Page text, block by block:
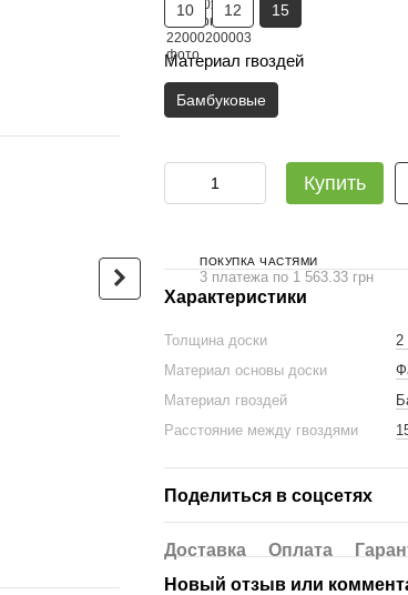
Садху-набір Люкс: дошка +
Овальная Доска Садху с
бамбуковыми гвоздями
Дизайн №2 расстояние
330х150 мм черная
Люкс-сумка
черный
5 370 грн
10 12 15
Материал гвоздей
Бамбуковые
Купить
ПОКУПКА ЧАСТЯМИ
3 платежа по 1 563.33 грн
Характеристики
Толщина доски
2
Материал основы доски
Материал гвоздей
Расстояние между гвоздями
Поделиться в соцсетях
Доставка Оплата
Новый отзыв или